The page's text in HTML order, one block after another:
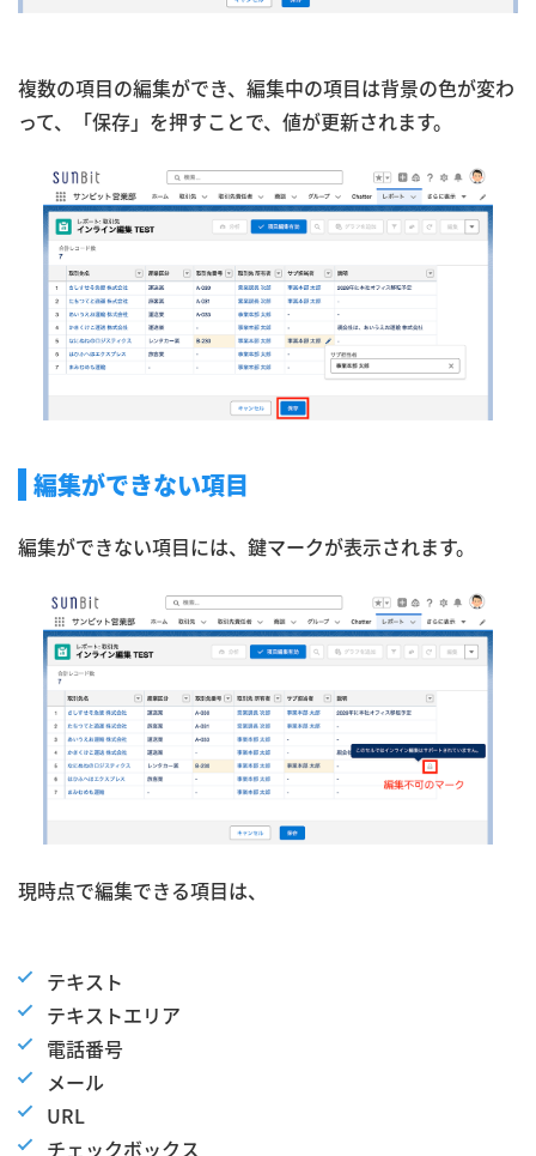
複数の項目の編集ができ、編集中の項目は背景の色が変わ
って、「保存」を押すことで、値が更新されます。
編集ができない項目
編集ができない項目には、鍵マークが表示されます。
現時点で編集できる項目は、
テキスト
テキストエリア
電話番号
メール
URL
チェックボックス